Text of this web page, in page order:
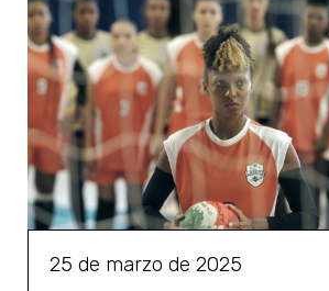
25 de marzo de 2025